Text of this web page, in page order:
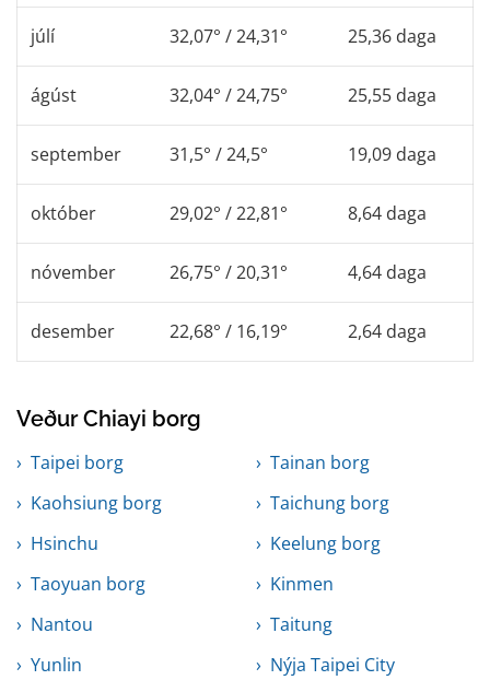
júlí 32,07° / 24,31° 25,36 daga
ágúst 32,04° / 24,75° 25,55 daga
september 31,5° / 24,5° 19,09 daga
október 29,02° / 22,81° 8,64 daga
nóvember 26,75° / 20,31° 4,64 daga
desember 22,68° / 16,19° 2,64 daga
Veður Chiayi borg
Taipei borg
Tainan borg
Kaohsiung borg
Taichung borg
Hsinchu
Keelung borg
Taoyuan borg
Kinmen
Nantou
Taitung
Yunlin
Nýja Taipei City